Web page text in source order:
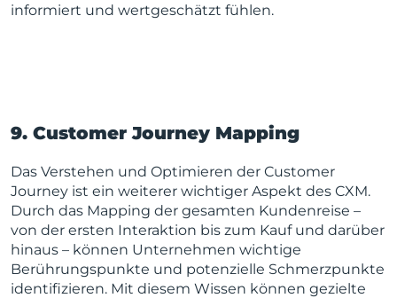
informiert und wertgeschätzt fühlen.
9. Customer Journey Mapping
Das Verstehen und Optimieren der Customer
Journey ist ein weiterer wichtiger Aspekt des CXM.
Durch das Mapping der gesamten Kundenreise –
von der ersten Interaktion bis zum Kauf und darüber
hinaus – können Unternehmen wichtige
Berührungspunkte und potenzielle Schmerzpunkte
identifizieren. Mit diesem Wissen können gezielte